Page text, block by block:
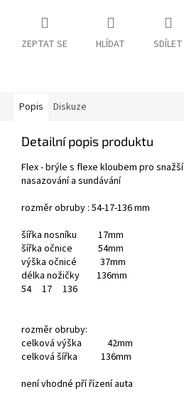
ZEPTAT SE HLÍDAT SDÍLET
Popis Diskuze
Detailní popis produktu
Flex - brýle s flexe kloubem pro snažší
nasazování a sundávání
rozměr obruby : 54-17-136 mm
šířka nosníku 17mm
šířka očnice 54mm
výška očnicé 37mm
délka nožičky 136mm
54 17 136
rozměr obruby:
celková výška 42mm
celková šířka 136mm
není vhodné pří řízení auta